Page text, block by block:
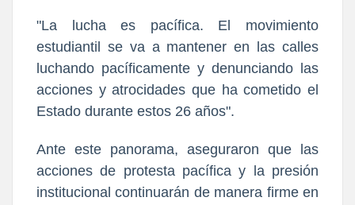
"La lucha es pacífica. El movimiento
estudiantil se va a mantener en las calles
luchando pacíficamente y denunciando las
acciones y atrocidades que ha cometido el
Estado durante estos 26 años".
Ante este panorama, aseguraron que las
acciones de protesta pacífica y la presión
institucional continuarán de manera firme en